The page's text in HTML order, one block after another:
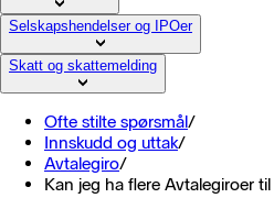
Selskapshendelser og IPOer
Skatt og skattemelding
Ofte stilte spørsmål/
Innskudd og uttak/
Avtalegiro/
Kan jeg ha flere Avtalegiroer